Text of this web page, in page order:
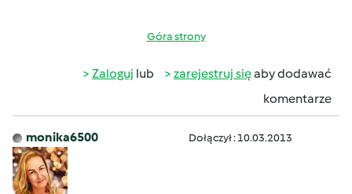
Góra strony
Zaloguj lub zarejestruj sięaby dodawać
komentarze
monika6500 Dołączył : 10.03.2013